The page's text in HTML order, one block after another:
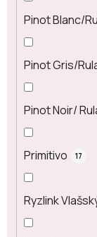
Pinot Blanc/
Pinot Gris/
Pinot Noir/
Primitivo 17
Ryzlink